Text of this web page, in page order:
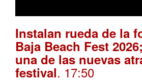
Instalan rueda de la
Baja Beach Fest
una de las nuevas
festival. 17:50